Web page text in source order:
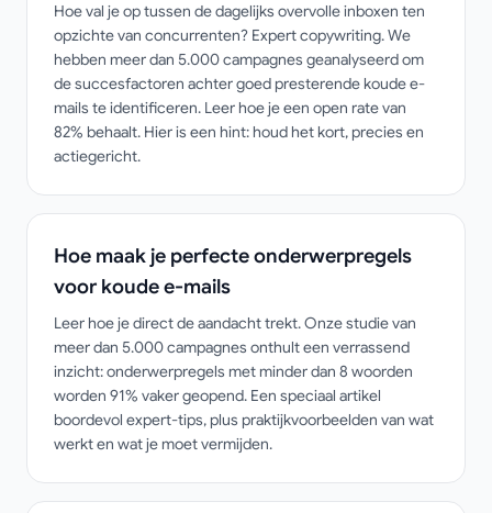
Hoe val je op tussen de dagelijks overvolle inboxen ten
opzichte van concurrenten? Expert copywriting. We
hebben meer dan 5.000 campagnes geanalyseerd om
de succesfactoren achter goed presterende koude e-
mails te identificeren. Leer hoe je een open rate van
82% behaalt. Hier is een hint: houd het kort, precies en
actiegericht.
Hoe maak je perfecte onderwerpregels
voor koude e-mails
Leer hoe je direct de aandacht trekt. Onze studie van
meer dan 5.000 campagnes onthult een verrassend
inzicht: onderwerpregels met minder dan 8 woorden
worden 91% vaker geopend. Een speciaal artikel
boordevol expert-tips, plus praktijkvoorbeelden van wat
werkt en wat je moet vermijden.